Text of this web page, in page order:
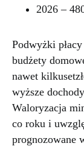
2026 –
Podwyżki
budżety
nawet
wyższe
Waloryzacja
co roku i
prognozowane